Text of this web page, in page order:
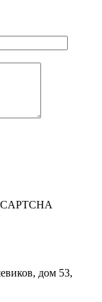
дом 53,